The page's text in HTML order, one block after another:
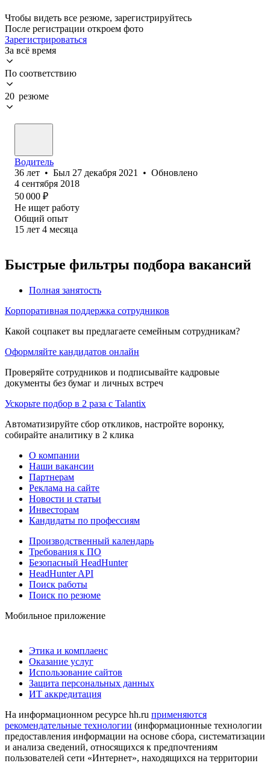
Чтобы видеть все резюме, зарегистрируйтесь
После регистрации откроем фото
Зарегистрироваться
За всё время
По соответствию
20 резюме
Водитель
36 лет • Был 27 декабря 2021 • Обновлено
4 сентября 2018
50 000 ₽
Не ищет работу
Общий опыт
15 лет 4 месяца
Быстрые фильтры подбора вакансий
Полная занятость
Корпоративная поддержка сотрудников
Какой соцпакет вы предлагаете семейным сотрудникам?
Оформляйте кандидатов онлайн
Проверяйте сотрудников и подписывайте кадровые
документы без бумаг и личных встреч
Ускорьте подбор в 2 раза с Talantix
Автоматизируйте сбор откликов, настройте воронку,
собирайте аналитику в 2 клика
О компании
Наши вакансии
Партнерам
Реклама на сайте
Новости и статьи
Инвесторам
Кандидаты по профессиям
Производственный календарь
Требования к ПО
Безопасный HeadHunter
HeadHunter API
Поиск работы
Поиск по резюме
Мобильное приложение
Этика и комплаенс
Оказание услуг
Использование сайтов
Защита персональных данных
ИТ аккредитация
На информационном ресурсе hh.ru применяются
рекомендательные технологии (информационные технологии
предоставления информации на основе сбора, систематизации
и анализа сведений, относящихся к предпочтениям
пользователей сети «Интернет», находящихся на территории